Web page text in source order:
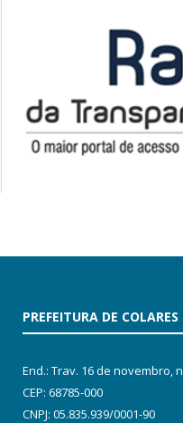
PREFEITURA DE COLARES
End.: Trav. 16 de novembro,
CEP: 68785-000
CNPJ: 05.835.939/0001-90